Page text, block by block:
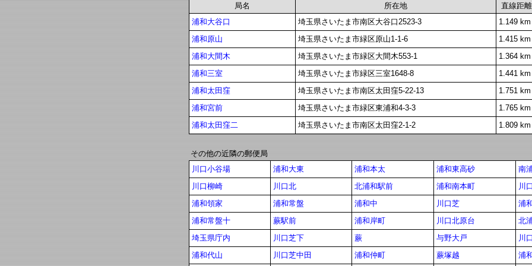
局名 所在地
直線距離
浦和大谷口
埼玉県さいたま市南区大谷口2523-3
1.149 km
浦和原山
埼玉県さいたま市緑区原山1-1-6
1.415 km
浦和大間木
埼玉県さいたま市緑区大間木553-1
1.364 km
浦和三室
埼玉県さいたま市緑区三室1648-8
1.441 km
浦和太田窪
埼玉県さいたま市南区太田窪5-22-13
1.751 km
浦和宮前
埼玉県さいたま市緑区東浦和4-3-3
1.765 km
浦和太田窪二
埼玉県さいたま市南区太田窪2-1-2 1.809 km
その他の近隣の郵便局
川口小谷場
浦和大東 浦和本太 浦和東高砂
南
川口柳崎
川口北 北浦和駅前 浦和南本町
川
浦和領家
浦和常盤 浦和中 川口芝
浦
浦和常盤十
蕨駅前 浦和岸町 川口北原台
北
埼玉県庁内
川口芝下 蕨 与野大戸
川
浦和代山
川口芝中田 浦和仲町 蕨塚越 浦